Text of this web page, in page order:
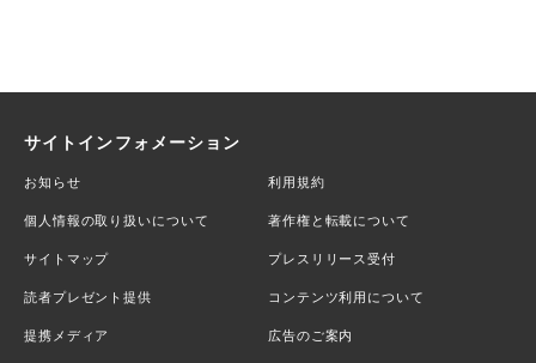
サイトインフォメーション
お知らせ 利用規約
個人情報の取り扱いについて 著作権と転載について
サイトマップ プレスリリース受付
読者プレゼント提供 コンテンツ利用について
提携メディア 広告のご案内